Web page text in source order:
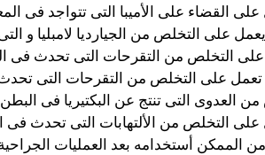
القضاء على الأميبا التى تتواجد فى
على التخلص من الجيارديا لامبليا و
التخلص من التقرحات التى تحدث فى
تعمل على التخلص من التقرحات التى
العدوى التى تنتج عن البكتيريا فى
على التخلص من الألتهابات التى تحدث فى
الممكن أستخدامه بعد العمليات